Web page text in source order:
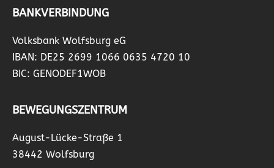
BANKVERBINDUNG
Volksbank Wolfsburg eG
IBAN: DE25 2699 1066 0635 4720 10
BIC: GENODEF1WOB
BEWEGUNGSZENTRUM
August-Lücke-Straße 1
38442 Wolfsburg